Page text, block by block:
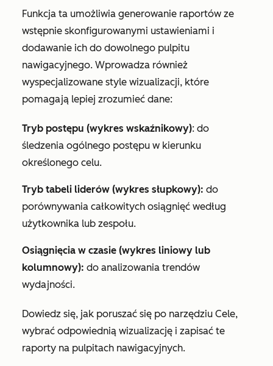
Funkcja ta umożliwia generowanie raportów ze
wstępnie skonfigurowanymi ustawieniami i
dodawanie ich do dowolnego pulpitu
nawigacyjnego. Wprowadza również
wyspecjalizowane style wizualizacji, które
pomagają lepiej zrozumieć dane:
Tryb postępu (wykres wskaźnikowy): do
śledzenia ogólnego postępu w kierunku
określonego celu.
Tryb tabeli liderów (wykres słupkowy): do
porównywania całkowitych osiągnięć według
użytkownika lub zespołu.
Osiągnięcia w czasie (wykres liniowy lub
kolumnowy): do analizowania trendów
wydajności.
Dowiedz się, jak poruszać się po narzędziu Cele,
wybrać odpowiednią wizualizację i zapisać te
raporty na pulpitach nawigacyjnych.